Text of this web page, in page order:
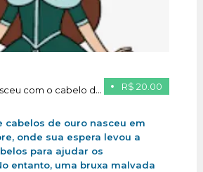
R$ 20.00
A menina que nasceu com o cabelo de ouro
cabelos de ouro nasceu em
onde sua espera levou a
para ajudar os
entanto, uma bruxa malvada